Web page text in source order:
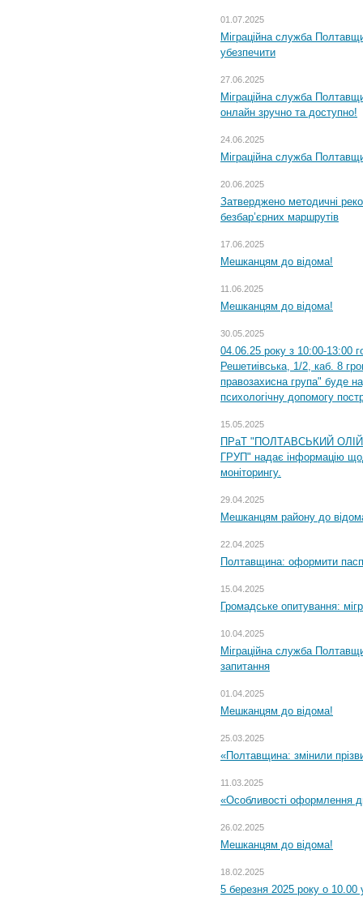
01.07.2025
Міграційна служба
убезпечити
27.06.2025
Міграційна служба
онлайн зручно та доступно!
24.06.2025
Міграційна служба
20.06.2025
Затверджено методичні
безбар’єрних маршрутів
17.06.2025
Мешканцям до відома!
11.06.2025
Мешканцям до відома!
30.05.2025
04.06.25 року з 10:00-13:00
Решетиівська, 1/2, каб. 8
правозахисна група" буде
психологічну допомогу
15.05.2025
ПРаТ "ПОЛТАВСЬКИЙ
ГРУП" надає інформацію
моніторингу.
29.04.2025
Мешканцям району до
22.04.2025
Полтавщина: оформити
15.04.2025
Громадське опитування:
10.04.2025
Міграційна служба
запитання
01.04.2025
Мешканцям до відома!
25.03.2025
«Полтавщина: змінили
11.03.2025
«Особливості оформлення
26.02.2025
Мешканцям до відома!
18.02.2025
5 березня 2025 року о 10.00